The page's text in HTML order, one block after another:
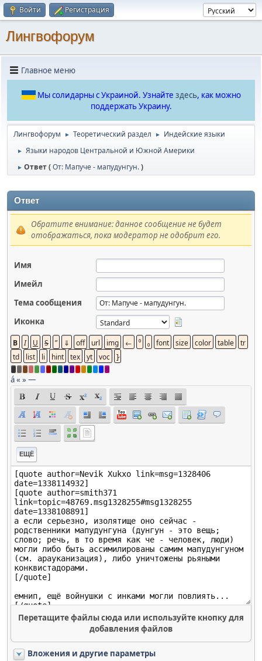
Войти Регистрация
Лингвофорум
Главное меню
Мы солидарны с Украиной. Узнайте здесь, как можно
поддержать Украину.
Лингвофорум ► Теоретический раздел ► Индейские языки
► Языки народов Центральной и Южной Америки
► Ответ (От: Мапуче - мапудунгун.)
Ответ
Обратите внимание: данное сообщение не будет
отображаться, пока модератор не одобрит его.
Имя
Имейл
Тема сообщения
Иконка
á« »—
ЕЩЁ
Перетащите файлы сюда или используйте кнопку для
добавления файлов
Вложения и другие параметры